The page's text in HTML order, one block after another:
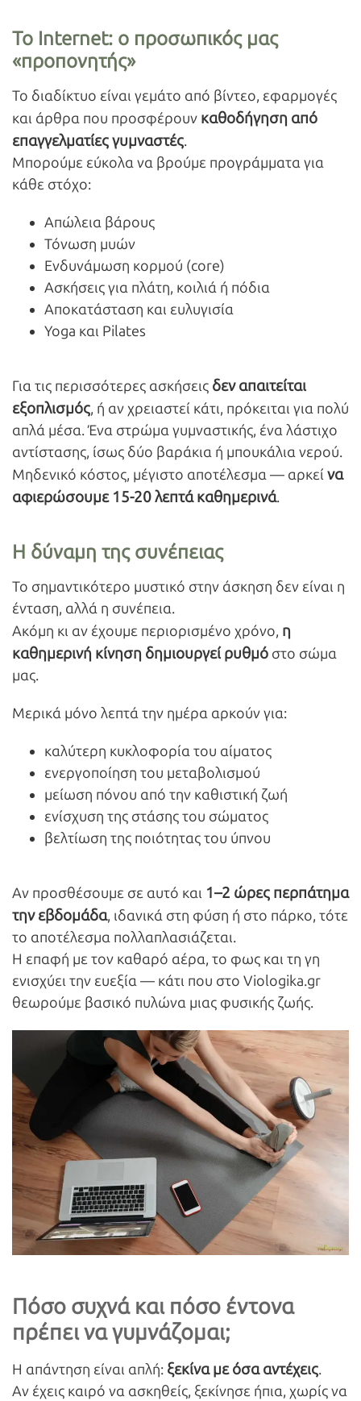
Το Internet: ο προσωπικός μας
«προπονητής»
Το διαδίκτυο είναι γεμάτο από βίντεο, εφαρμογές
και άρθρα που προσφέρουν καθοδήγηση από
επαγγελματίες γυμναστές.
Μπορούμε εύκολα να βρούμε προγράμματα για
κάθε στόχο:
Απώλεια βάρους
Τόνωση μυών
Ενδυνάμωση κορμού (core)
Ασκήσεις για πλάτη, κοιλιά ή πόδια
Αποκατάσταση και ευλυγισία
Yoga και Pilates
Για τις περισσότερες ασκήσεις δεν απαιτείται
εξοπλισμός, ή αν χρειαστεί κάτι, πρόκειται για πολύ
απλά μέσα. Ένα στρώμα γυμναστικής, ένα λάστιχο
αντίστασης, ίσως δύο βαράκια ή μπουκάλια νερού.
Μηδενικό κόστος, μέγιστο αποτέλεσμα — αρκεί να
αφιερώσουμε 15-20 λεπτά καθημερινά.
Η δύναμη της συνέπειας
Το σημαντικότερο μυστικό στην άσκηση δεν είναι η
ένταση, αλλά η συνέπεια.
Ακόμη κι αν έχουμε περιορισμένο χρόνο, η
καθημερινή κίνηση δημιουργεί ρυθμό στο σώμα
μας.
Μερικά μόνο λεπτά την ημέρα αρκούν για:
καλύτερη κυκλοφορία του αίματος
ενεργοποίηση του μεταβολισμού
μείωση πόνου από την καθιστική ζωή
ενίσχυση της στάσης του σώματος
βελτίωση της ποιότητας του ύπνου
Αν προσθέσουμε σε αυτό και 1–2 ώρες περπάτημα
την εβδομάδα, ιδανικά στη φύση ή στο πάρκο, τότε
το αποτέλεσμα πολλαπλασιάζεται.
Η επαφή με τον καθαρό αέρα, το φως και τη γη
ενισχύει την ευεξία — κάτι που στο Viologika.gr
θεωρούμε βασικό πυλώνα μιας φυσικής ζωής.
Πόσο συχνά και πόσο έντονα
πρέπει να γυμνάζομαι;
Η απάντηση είναι απλή: ξεκίνα με όσα αντέχεις.
Αν έχεις καιρό να ασκηθείς, ξεκίνησε ήπια, χωρίς να